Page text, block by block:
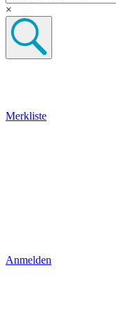
×
Merkliste
Anmelden